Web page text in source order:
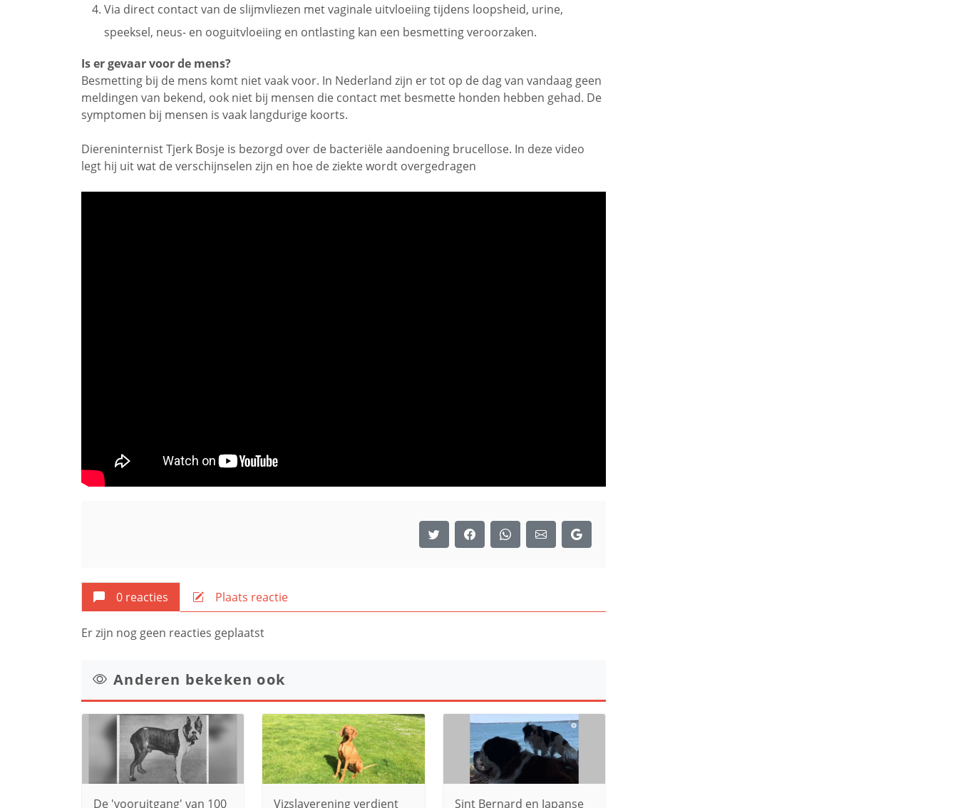
Via direct contact van de slijmvliezen met vaginale uitvloeiing tijdens loopsheid, urine,
speeksel, neus- en ooguitvloeiing en ontlasting kan een besmetting veroorzaken.
Is er gevaar voor de mens?
Besmetting bij de mens komt niet vaak voor. In Nederland zijn er tot op de dag van vandaag geen
meldingen van bekend, ook niet bij mensen die contact met besmette honden hebben gehad. De
symptomen bij mensen is vaak langdurige koorts.
Diereninternist Tjerk Bosje is bezorgd over de bacteriële aandoening brucellose. In deze video
legt hij uit wat de verschijnselen zijn en hoe de ziekte wordt overgedragen
0 reacties Plaats reactie
Er zijn nog geen reacties geplaatst
Anderen bekeken ook
De 'vooruitgang' van 100 Vizslaverening verdient Sint Bernard en Japanse